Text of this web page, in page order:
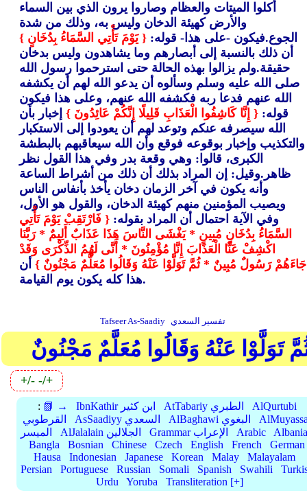
أكلوا الميتات والعظام وصاروا يرون الذي بين السماء
والأرض كهيئة الدخان وليس به، وذلك من شدة
الجوع.فيكون -على هذا- قوله:{ يَوْمَ تَأْتِي السَّمَاءُ بِدُخَانٍ }
أن ذلك بالنسبة إلى أبصارهم وما يشاهدون وليس بدخان
حقيقة.ولم يزالوا بهذه الحالة حتى استرحموا رسول الله
صلى الله عليه وسلم وسألوه أن يدعو الله لهم أن يكشفه
الله عنهم فدعا ربه فكشفه الله عنهم، وعلى هذا فيكون
قوله:{ إِنَّا كَاشِفُوا الْعَذَابِ قَلِيلًا إِنَّكُمْ عَائِدُونَ } إخبار بأن
الله سيصرفه عنكم وتوعد لهم أن يعودوا إلى الاستكبار
والتكذيب وإخبار بوقوعه فوقع وأن الله سيعاقبهم بالبطشة
الكبرى، قالوا: وهي وقعة بدر وفي هذا القول نظر
ظاهر.وقيل: إن المراد بذلك أن ذلك من أشراط الساعة
وأنه يكون في آخر الزمان دخان يأخذ بأنفاس الناس
ويصيب المؤمنين منهم كهيئة الدخان، والقول هو الأول،
وفي الآية احتمال أن المراد بقوله:{ فَارْتَقِبْ يَوْمَ تَأْتِي
السَّمَاءُ بِدُخَانٍ مُبِينٍ * يَغْشَى النَّاسَ هَذَا عَذَابٌ أَلِيمٌ * رَبَّنَا
اكْشِفْ عَنَّا الْعَذَابَ إِنَّا مُؤْمِنُونَ * أَنَّى لَهُمُ الذِّكْرَى وَقَدْ
جَاءَهُمْ رَسُولٌ مُبِينٌ * ثُمَّ تَوَلَّوْا عَنْهُ وَقَالُوا مُعَلَّمٌ مَجْنُونٌ } أن
هذا كله يكون يوم القيامة.
Tafseer As-Saadiy تفسير السعدي
تَوَلَّوْا عَنْهُ وَقَالُوا مُعَلَّمٌ مَجْنُونٌ
+/--/+
: 📗 → IbnKathir ابن كثير AtTabariy الطبري
AlQurtubi
القرطوبي
AsSaadiyy السعدي AlBaghawi البغوي
الميسر
AlJalalain الجلالين Grammar الإعراب Arabic
Bangla
Bosnian Chinese Czech English French
German
Hausa
Indonesian Japanese Korean Malay
Malayalam
Persian
Portuguese Russian Somali Spanish Swahili
Urdu
Yoruba Transliteration [+]